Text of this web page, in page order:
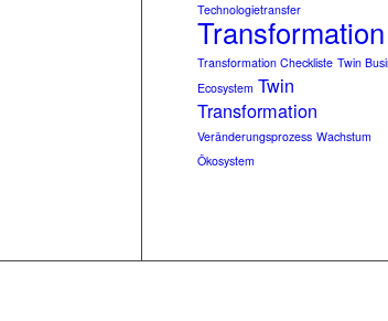
Technologietransfer
Transformation
Transformation Checkliste Twin
Ecosystem Twin
Transformation
Veränderungsprozess Wachstum
Ökosystem